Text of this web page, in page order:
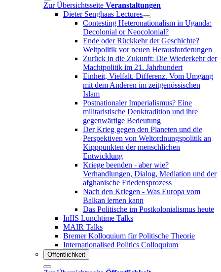
Zur Übersichtsseite Veranstaltungen
Dieter Senghaas Lectures
Contesting Heteronationalism in Uganda:
Decolonial or Neocolonial?
Ende oder Rückkehr der Geschichte?
Weltpolitik vor neuen Herausforderungen
Zurück in die Zukunft: Die Wiederkehr der
Machtpolitik im 21. Jahrhundert
Einheit, Vielfalt. Differenz. Vom Umgang
mit dem Anderen im zeitgenössischen
Islam
Postnationaler Imperialismus? Eine
militaristische Denktradition und ihre
gegenwärtige Bedeutung
Der Krieg gegen den Planeten und die
Perspektiven von Weltordnungspolitik an
Kipppunkten der menschlichen
Entwicklung
Kriege beenden - aber wie?
Verhandlungen, Dialog, Mediation und der
afghanische Friedensprozess
Nach den Kriegen - Was Europa vom
Balkan lernen kann
Das Politische im Postkolonialismus heute
InIIS Lunchtime Talks
MAIR Talks
Bremer Kolloquium für Politische Theorie
Internationalised Politics Colloquium
Öffentlichkeit